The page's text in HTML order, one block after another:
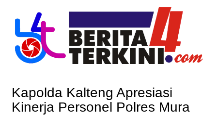
content
Kapolda Kalteng Apresiasi
Kinerja Personel Polres Mura